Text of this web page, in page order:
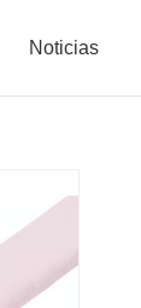
Noticias